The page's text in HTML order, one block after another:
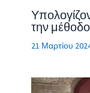
την
21 Μαρτίου